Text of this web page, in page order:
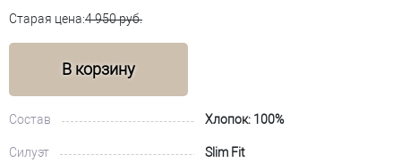
Старая цена:4 950 руб.
В корзину
Состав Хлопок: 100%
Силуэт Slim Fit